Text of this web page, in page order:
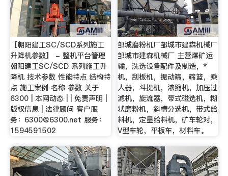
【朝阳建工SC/SCD系列施工
升降机参数】 - 整机平台管理
朝阳建工SC/SCD 系列施工升
降机 技术参数 性能特点 结构特
点 施工案例 名称 参数 关于
6300 | 本网动态 | | 免责声明 |
版权信息 | 法律顾问 客户服
务： 6300@6300.net 服务：
1594591502
邹城磨粉机厂邹城市建森机械厂
邹城市建森机械厂 主营煤矿运
输，洗选设备配件及制造，*
机，刮板机，振动筛，筛篮，乘
人器，斗提机，浓缩机，加压过
滤机，旋流器，带式磁选机，糊
状磨粉机，斜槽分选机，带式给
料机，定量给料机，矿车轮对，
V型车轮，平板车，材料车。